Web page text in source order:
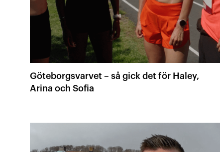
Göteborgsvarvet – så gick det för Haley,
Arina och Sofia